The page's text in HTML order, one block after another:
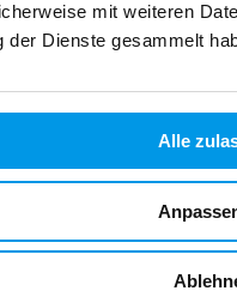
mit weiteren
Dienste gesammelt
Alle